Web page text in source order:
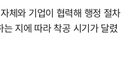
체와 기업이 협력해 행정 절차
지에 따라 착공 시기가 달렸